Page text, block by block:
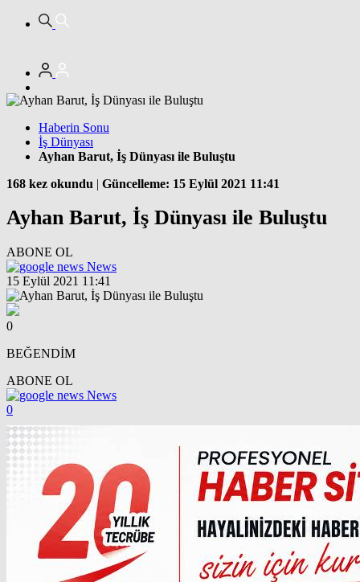
Haberin Sonu
İş Dünyası
Ayhan Barut, İş Dünyası ile Buluştu
168 kez okundu | Güncelleme: 15 Eylül 2021 11:41
Ayhan Barut, İş Dünyası ile Buluştu
ABONE OL
News
15 Eylül 2021 11:41
0
BEĞENDİM
ABONE OL
News
0